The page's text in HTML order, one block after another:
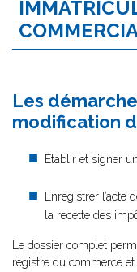
Les
modification
Établir et signer
Enregistrer l’acte
la recette des
Le dossier complet
registre du commerce